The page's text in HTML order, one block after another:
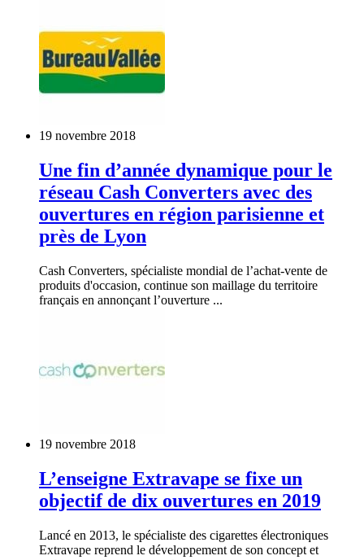
19 novembre 2018
Une fin d’année dynamique pour le
réseau Cash Converters avec des
ouvertures en région parisienne et
près de Lyon
Cash Converters, spécialiste mondial de l’achat-vente de
produits d'occasion, continue son maillage du territoire
français en annonçant l’ouverture ...
19 novembre 2018
L’enseigne Extravape se fixe un
objectif de dix ouvertures en 2019
Lancé en 2013, le spécialiste des cigarettes électroniques
Extravape reprend le développement de son concept et